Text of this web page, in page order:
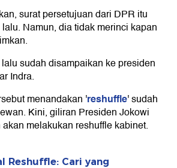
surat persetujuan dari DPR itu
Namun, dia tidak merinci kapan
sudah disampaikan ke presiden
Indra.
menandakan 'reshuffle' sudah
Kini, giliran Presiden Jokowi
melakukan reshuffle kabinet.
Reshuffle: Cari yang